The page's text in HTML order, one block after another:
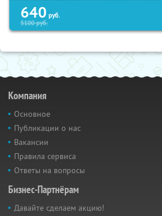
640 руб.
5100руб.
Компания
Основное
Публикации о нас
Вакансии
Правила сервиса
Ответы на вопросы
Бизнес-Партнёрам
Давайте сделаем акцию!